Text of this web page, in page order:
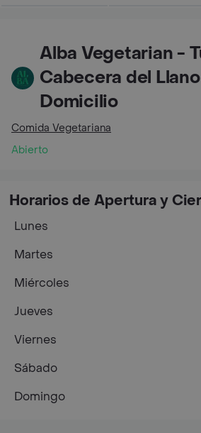
Alba Vegetarian -
Cabecera del
Domicilio
Comida Vegetariana
Abierto
Horarios de Apertura y
Lunes
Martes
Miércoles
Jueves
Viernes
Sábado
Domingo